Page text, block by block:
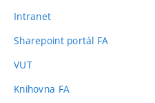
Intranet
Sharepoint portál FA
VUT(externí
Knihovna FA